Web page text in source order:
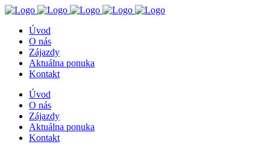
Úvod
O nás
Zájazdy
Aktuálna ponuka
Kontakt
Úvod
O nás
Zájazdy
Aktuálna ponuka
Kontakt